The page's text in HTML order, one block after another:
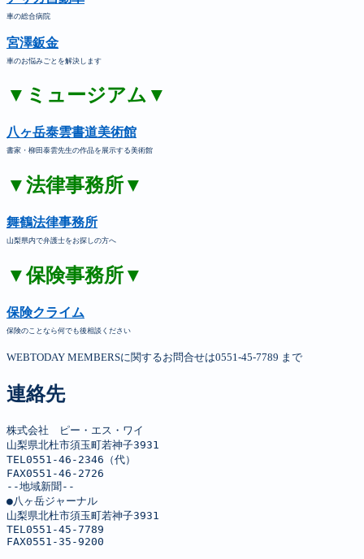
車の総合病院
宮澤鈑金
車のお悩みごとを解決します
▼ミュージアム▼
八ヶ岳泰雲書道美術館
書家・柳田泰雲先生の作品を展示する美術館
▼法律事務所▼
舞鶴法律事務所
山梨県内で弁護士をお探しの方へ
▼保険事務所▼
保険クライム
保険のことなら何でも後相談ください
WEBTODAY MEMBERSに関するお問合せは0551-45-7789 まで
連絡先
株式会社　ピー・エス・ワイ
山梨県北杜市須玉町若神子3931
TEL0551-46-2346（代）
FAX0551-46-2726
--地域新聞--
●八ヶ岳ジャーナル
山梨県北杜市須玉町若神子3931
TEL0551-45-7789
FAX0551-35-9200